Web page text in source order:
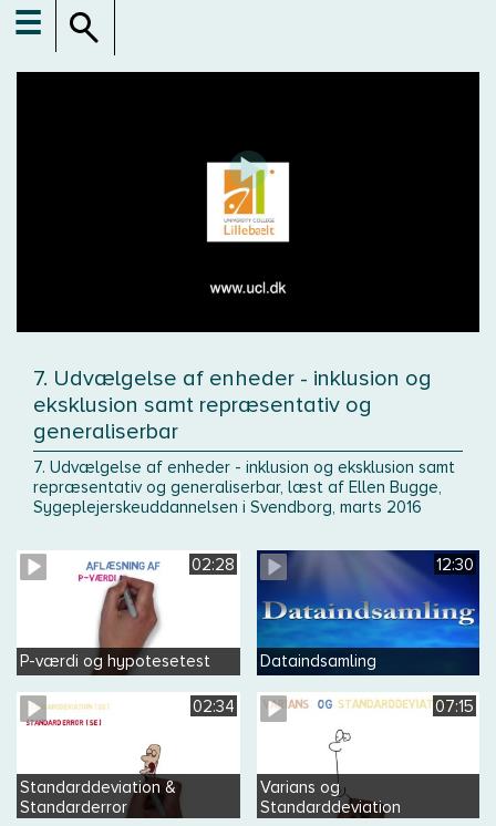
☰
7. Udvælgelse af enheder - inklusion og
eksklusion samt repræsentativ og
generaliserbar
7. Udvælgelse af enheder - inklusion og eksklusion samt
repræsentativ og generaliserbar, læst af Ellen Bugge,
Sygeplejerskeuddannelsen i Svendborg, marts 2016
02:28
P-værdi og hypotesetest
12:30
Dataindsamling
02:34
Standarddeviation &
Standarderror
07:15
Varians og
Standarddeviation